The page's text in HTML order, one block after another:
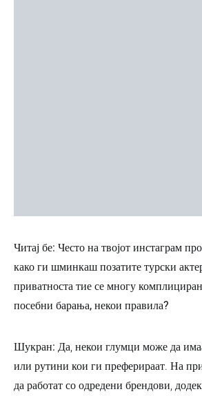
Читај бе: Често на твојот инстаграм
како ги шминкаш позатите турски
приватноста тие се многу
посебни барања, некои правила?
Шукран: Да, некои глумци може да
или рутини кои ги преферираат. На
да работат со одредени брендови,